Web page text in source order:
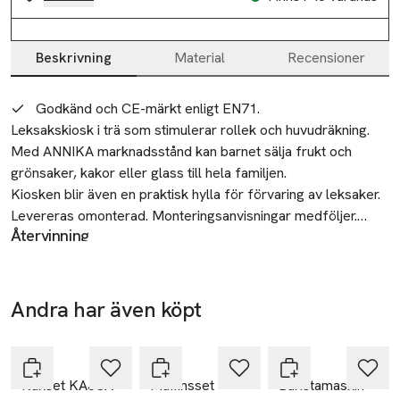
Beskrivning Material Recensioner
Beskrivning
Godkänd och CE-märkt enligt EN71.
Leksakskiosk i trä som stimulerar rollek och huvudräkning.
Med ANNIKA marknadsstånd kan barnet sälja frukt och
grönsaker, kakor eller glass till hela familjen.
Kiosken blir även en praktisk hylla för förvaring av leksaker.
Levereras omonterad. Monteringsanvisningar medföljer.
Totalhöjd: 100,7 cm
Arbetshöjd: 46 cm
Återvinning
kartong, övriga förpackningsdelar sorteras som papper
respektive plast.
• Rekommenderad ålder: 3+ år. • Avlägsna alla
förpackningsdelar innan produkten ges till barnet. •
Andra har även köpt
Koja
Kakset KAJSA
-40%
Koja
Muffinsset
Koja
Baristamaskin